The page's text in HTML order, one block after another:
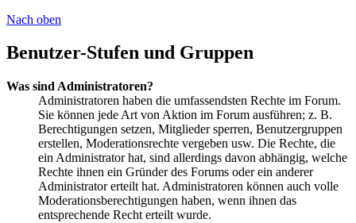
Nach oben
Benutzer-Stufen und Gruppen
Was sind Administratoren?
Administratoren haben die umfassendsten Rechte im Forum.
Sie können jede Art von Aktion im Forum ausführen; z. B.
Berechtigungen setzen, Mitglieder sperren, Benutzergruppen
erstellen, Moderationsrechte vergeben usw. Die Rechte, die
ein Administrator hat, sind allerdings davon abhängig, welche
Rechte ihnen ein Gründer des Forums oder ein anderer
Administrator erteilt hat. Administratoren können auch volle
Moderationsberechtigungen haben, wenn ihnen das
entsprechende Recht erteilt wurde.